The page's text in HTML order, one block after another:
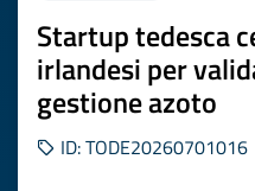
Startup tedesca
irlandesi per
gestione azoto
ID: TODE20260701016